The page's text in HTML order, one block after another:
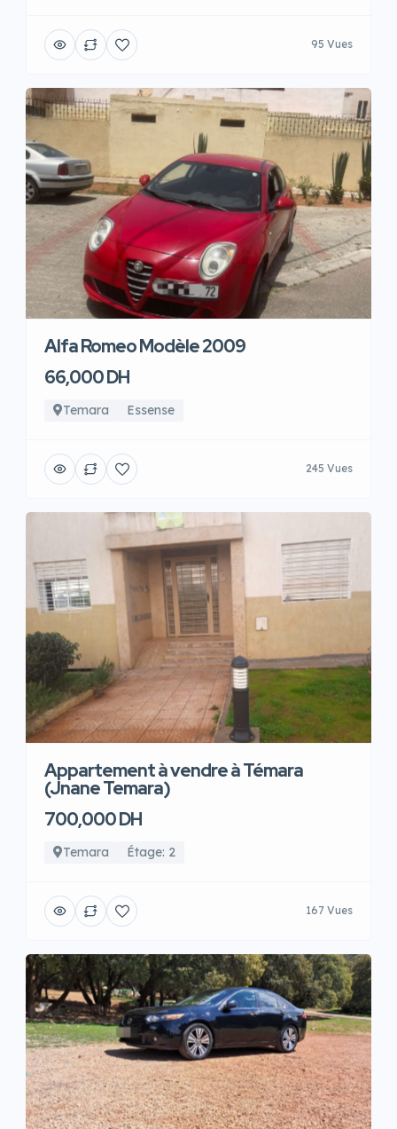
95 Vues
Alfa Romeo Modèle 2009
66,000 DH
Temara Essense
245 Vues
Appartement à vendre à Témara
(Jnane Temara)
700,000 DH
Temara Étage: 2
167 Vues